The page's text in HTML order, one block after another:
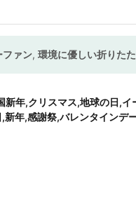
ァン, 環境に優しい折りた
年,クリスマス,地球の日,イ
年,感謝祭,バレンタインデ